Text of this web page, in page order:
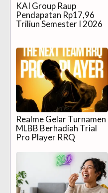
KAI Group Raup
Pendapatan Rp17,96
Triliun Semester I 2026
Realme Gelar Turnamen
MLBB Berhadiah Trial
Pro Player RRQ